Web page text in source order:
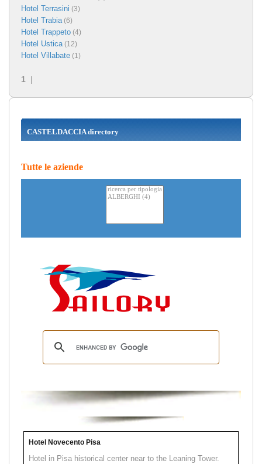
Hotel Terrasini (3)
Hotel Trabia(6)
Hotel Trappeto (4)
Hotel Ustica(12)
Hotel Villabate (1)
1 |
CASTELDACCIA directory
Tutte le aziende
Hotel Novecento Pisa
Hotel in Pisa historical center near to the Leaning Tower.